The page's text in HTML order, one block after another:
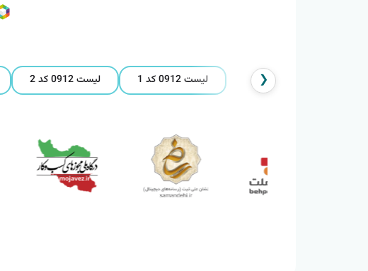
❮ لیست 0912 کد 1 لیست 0912 کد 2